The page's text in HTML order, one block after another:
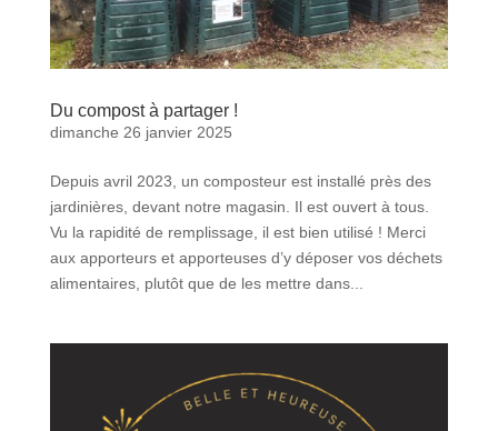
Du compost à partager !
dimanche 26 janvier 2025
Depuis avril 2023, un composteur est installé près des
jardinières, devant notre magasin. Il est ouvert à tous.
Vu la rapidité de remplissage, il est bien utilisé ! Merci
aux apporteurs et apporteuses d’y déposer vos déchets
alimentaires, plutôt que de les mettre dans...